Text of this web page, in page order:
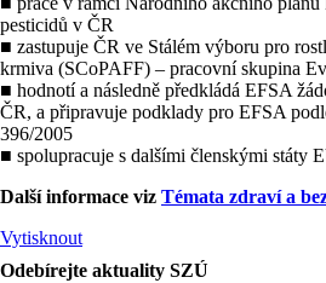
pesticidů v ČR
■ zastupuje ČR ve Stálém výboru pro
krmiva (SCoPAFF) – pracovní skupina
■ hodnotí a následně předkládá EFSA
ČR, a připravuje podklady pro EFSA
396/2005
■ spolupracuje s dalšími členskými státy
Další informace viz Témata zdraví a
Vytisknout
Odebírejte aktuality SZÚ